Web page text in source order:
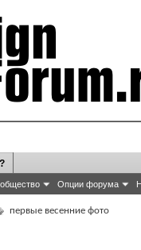
Опции форума
первые весенние фото